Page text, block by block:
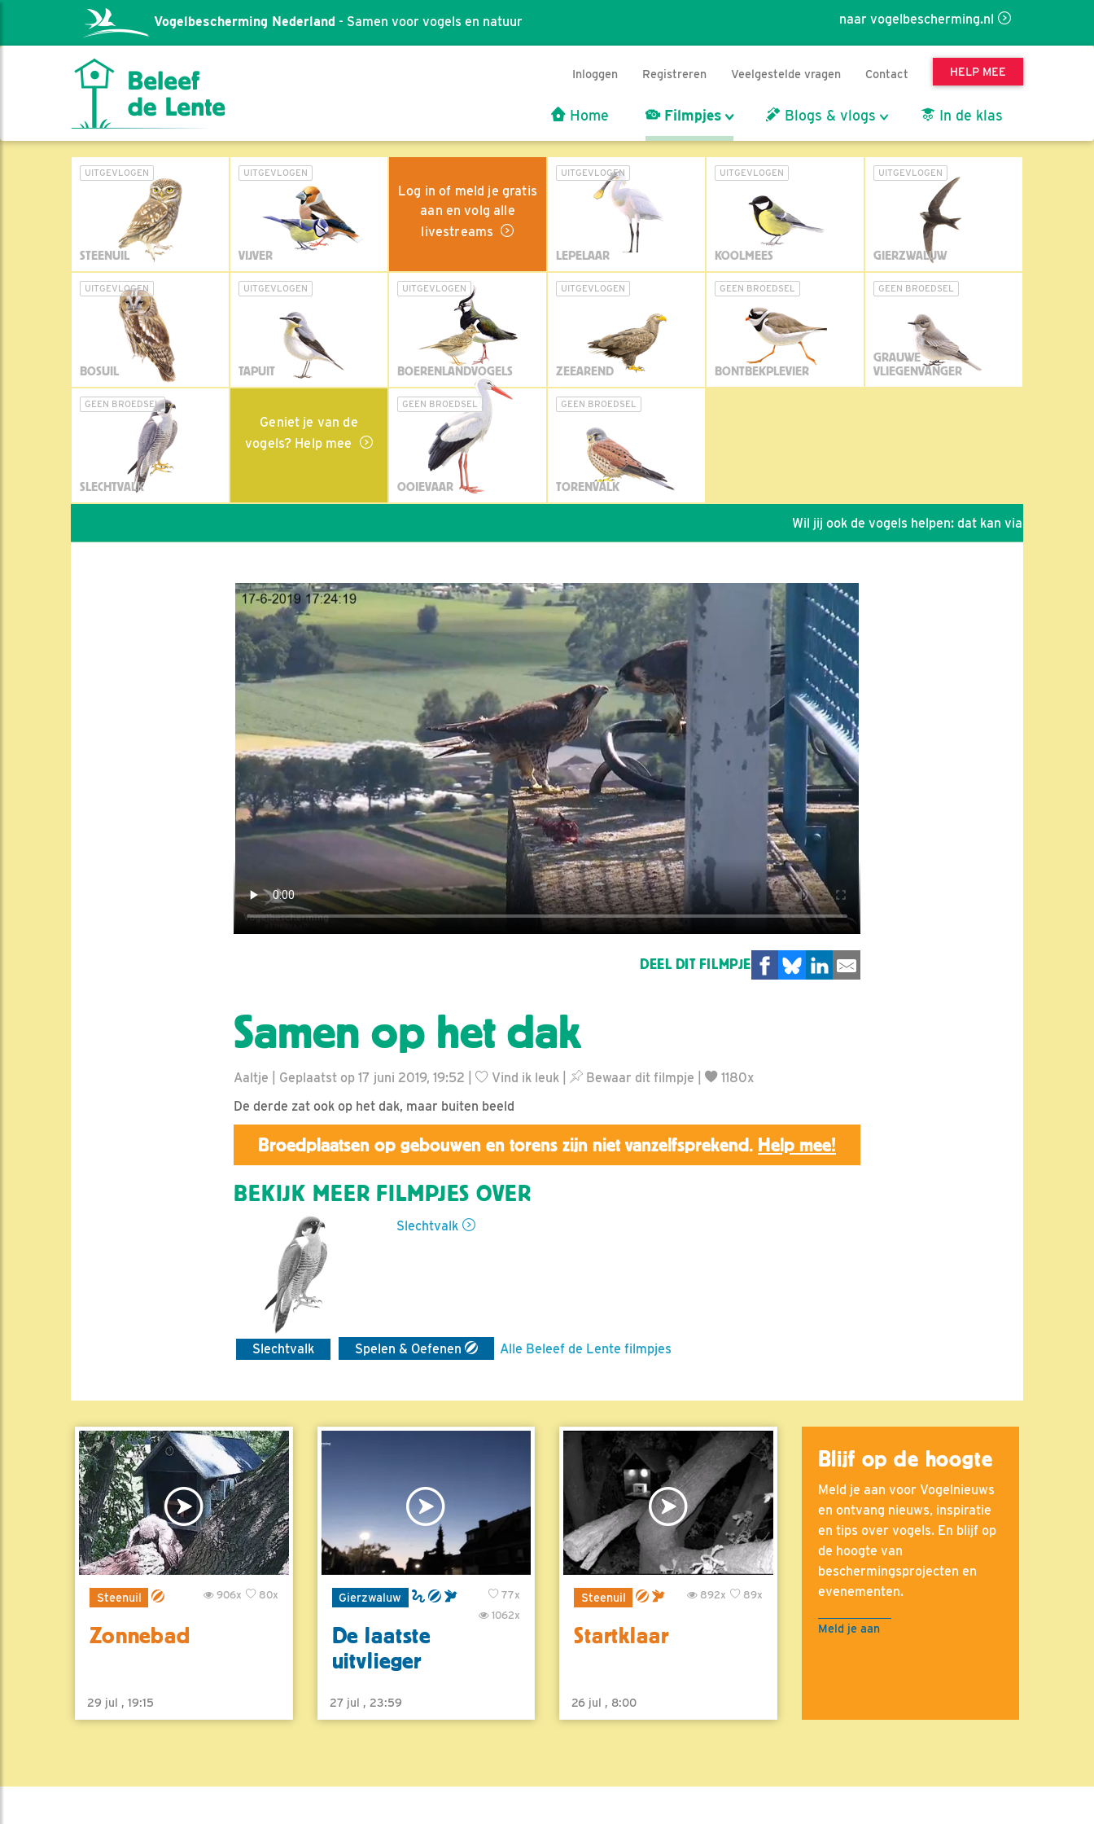
naar vogelbescherming.nl
Vogelbescherming Nederland - Samen voor vogels en natuur
Inloggen Registreren Veelgestelde vragen Contact HELP MEE
Home Filmpjes Blogs & vlogs In de klas
UITGEVLOGEN
STEENUIL
UITGEVLOGEN
VIJVER
Log in of meld je gratis
aan en volg alle
livestreams
UITGEVLOGEN
LEPELAAR
UITGEVLOGEN
KOOLMEES
UITGEVLOGEN
GIERZWALUW
UITGEVLOGEN
BOSUIL
UITGEVLOGEN
TAPUIT
UITGEVLOGEN
BOERENLANDVOGELS
UITGEVLOGEN
ZEEAREND
GEEN BROEDSEL
BONTBEKPLEVIER
GEEN BROEDSEL
GRAUWE
VLIEGENVANGER
GEEN BROEDSEL
SLECHTVALK
Geniet je van de
vogels? Help mee
GEEN BROEDSEL
OOIEVAAR
GEEN BROEDSEL
TORENVALK
Wil jij ook de vogels helpen: dat kan via de link!
DEEL DIT FILMPJE
Samen op het dak
Aaltje | Geplaatst op 17 juni 2019, 19:52 | Vind ik leuk Bewaar dit filmpje
1180x
De derde zat ook op het dak, maar buiten beeld
Broedplaatsen op gebouwen en torens zijn niet vanzelfsprekend. Help mee!
BEKIJK MEER FILMPJES OVER
Slechtvalk
Slechtvalk Spelen & Oefenen Alle Beleef de Lente filmpjes
Steenuil 80x
906x
Zonnebad
29 jul , 19:15
Gierzwaluw
77x
1062x
De laatste
uitvlieger
27 jul , 23:59
Steenuil 89x
892x
Startklaar
26 jul , 8:00
Blijf op de hoogte
Meld je aan voor Vogelnieuws
en ontvang nieuws, inspiratie
en tips over vogels. En blijf op
de hoogte van
beschermingsprojecten en
evenementen.
Meld je aan